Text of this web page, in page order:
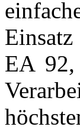
EA 92,